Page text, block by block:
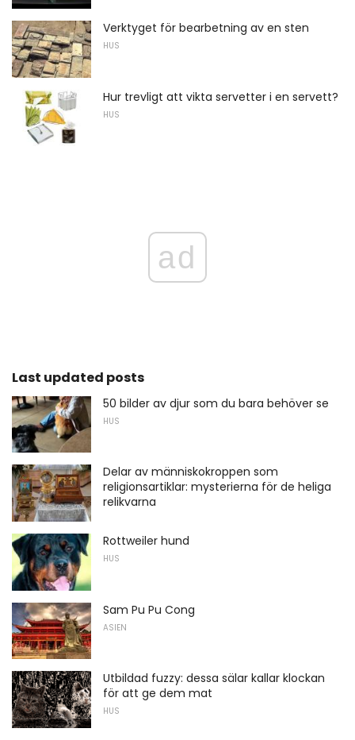
Verktyget för bearbetning av en sten
HUS
Hur trevligt att vikta servetter i en servett?
HUS
ad
Last updated posts
50 bilder av djur som du bara behöver se
HUS
Delar av människokroppen som
religionsartiklar: mysterierna för de heliga
relikvarna
Rottweiler hund
HUS
Sam Pu Pu Cong
ASIEN
Utbildad fuzzy: dessa sälar kallar klockan
för att ge dem mat
HUS